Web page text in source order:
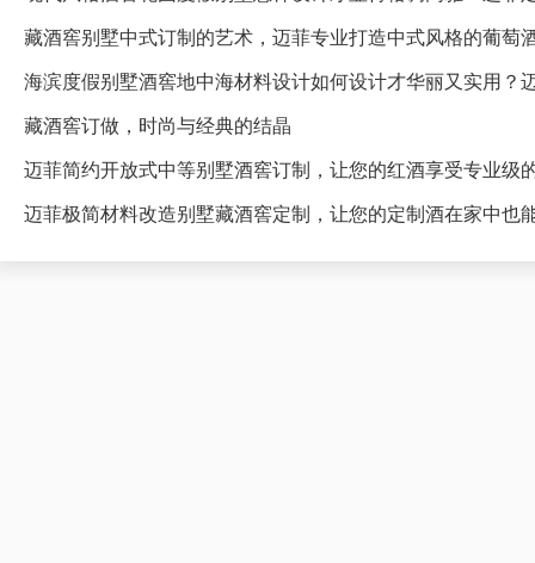
藏酒窖别墅中式订制的艺术，迈菲专业打造中式风格的葡萄
海滨度假别墅酒窖地中海材料设计如何设计才华丽又实用？
藏酒窖订做，时尚与经典的结晶
迈菲简约开放式中等别墅酒窖订制，让您的红酒享受专业级
迈菲极简材料改造别墅藏酒窖定制，让您的定制酒在家中也